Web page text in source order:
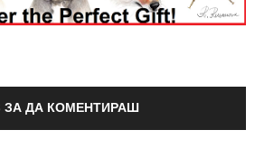
ЗА ДА КОМЕНТИРАШ